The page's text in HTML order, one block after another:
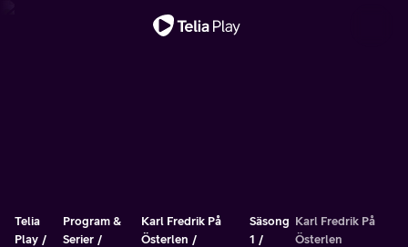
Telia
Play
Program &
Serier
Karl Fredrik På
Österlen
Säsong
1
Karl Fredrik På
Österlen